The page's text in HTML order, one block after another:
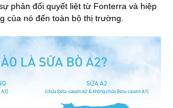
phản đối quyết liệt từ Fonterra và hiệp
của nó đến toàn bộ thị trường.